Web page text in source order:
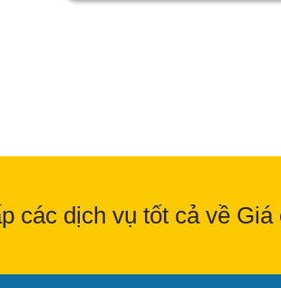
các dịch vụ tốt cả về